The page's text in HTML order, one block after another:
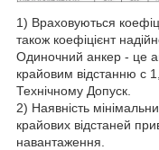
1) Враховуються
також коефіцієнт
Одиночний анкер - це
крайовим відстанню c
Технічному Допуск.
2) Наявність
крайових відстаней
навантаження.